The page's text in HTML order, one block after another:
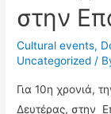
στην
Cultural events,
Uncategorized /
Για 10η χρονιά,
Δευτέρας, στην